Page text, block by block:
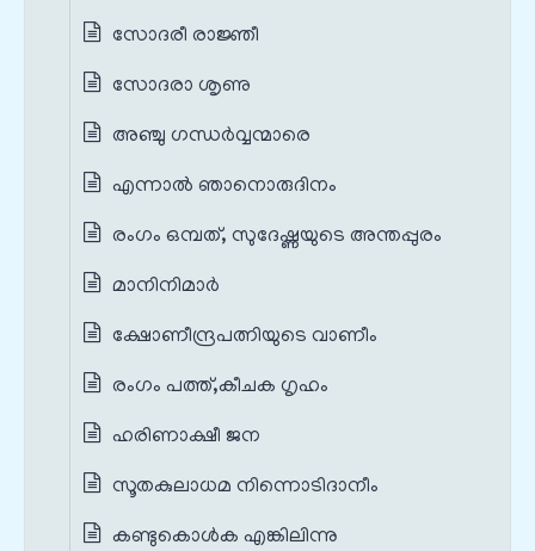
സോദരീ രാജ്ഞീ
സോദരാ ശൃണു
അഞ്ചു ഗന്ധർവ്വന്മാരെ
എന്നാൽ ഞാനൊരുദിനം
രംഗം ഒമ്പത്, സുദേഷ്ണയുടെ അന്തപ്പുരം
മാനിനിമാർ
ക്ഷോണീന്ദ്രപത്നിയുടെ വാണീം
രംഗം പത്ത്,കീചക ഗൃഹം
ഹരിണാക്ഷീ ജന
സൂതകുലാധമ നിന്നൊടിദാനീം
കണ്ടുകൊള്‍ക എങ്കിലിന്നു